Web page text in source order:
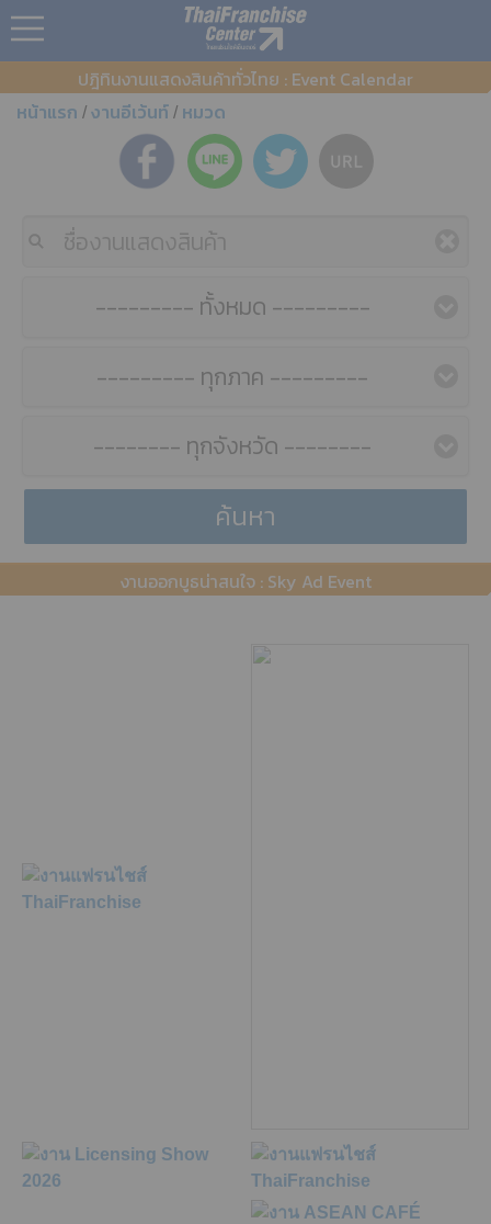
ปฎิทินงานแสดงสินค้าทั่วไทย : Event Calendar
หน้าแรก / งานอีเว้นท์ / หมวด
--------- ทั้งหมด ---------
--------- ทุกภาค ---------
-------- ทุกจังหวัด --------
ค้นหา
งานออกบูธน่าสนใจ : Sky Ad Event